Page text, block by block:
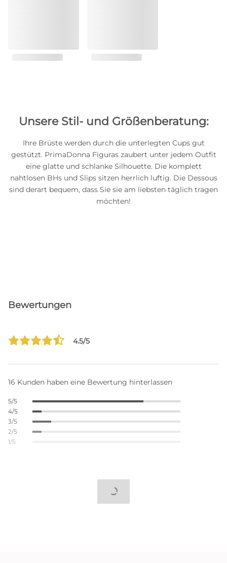
Unsere Stil- und Größenberatung:
Ihre Brüste werden durch die unterlegten Cups gut
gestützt. PrimaDonna Figuras zaubert unter jedem Outfit
eine glatte und schlanke Silhouette. Die komplett
nahtlosen BHs und Slips sitzen herrlich luftig. Die Dessous
sind derart bequem, dass Sie sie am liebsten täglich tragen
möchten!
Bewertungen
4.5/5
16 Kunden haben eine Bewertung hinterlassen
5/5
4/5
3/5
2/5
1/5